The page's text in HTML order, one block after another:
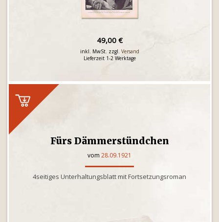
49,00 €
inkl. MwSt. zzgl. Versand
Lieferzeit 1-2 Werktage
Fürs Dämmerstündchen
vom 28.09.1921
4seitiges Unterhaltungsblatt mit Fortsetzungsroman